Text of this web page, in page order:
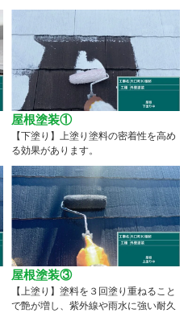
屋根塗装①
【下塗り】上塗り塗料の密着性を高め
る効果があります。
屋根塗装③
【上塗り】塗料を３回塗り重ねること
で艶が増し、紫外線や雨水に強い耐久